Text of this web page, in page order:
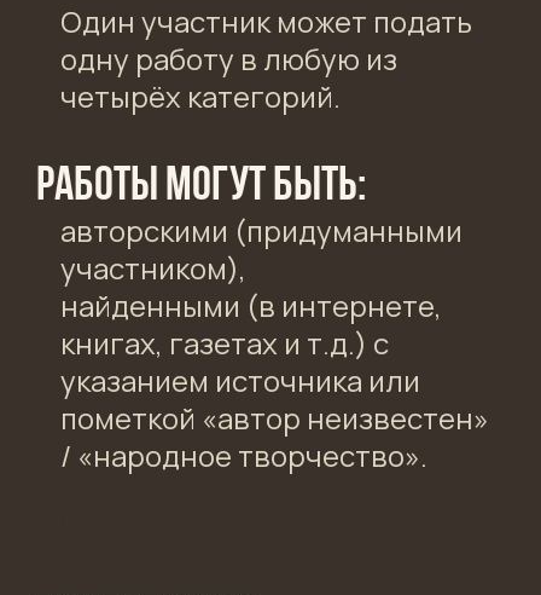
Один участник может подать
одну работу в любую из
четырёх категорий.
Работы могут быть:
авторскими (придуманными
участником),
найденными (в интернете,
книгах, газетах и т.д.) с
указанием источника или
пометкой «автор неизвестен»
/ «народное творчество».